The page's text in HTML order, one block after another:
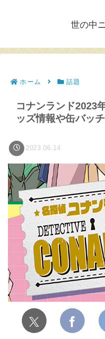
世の中
ホーム 話題
コナンランド2023
ッズ情報や缶バッ
2023.06.14